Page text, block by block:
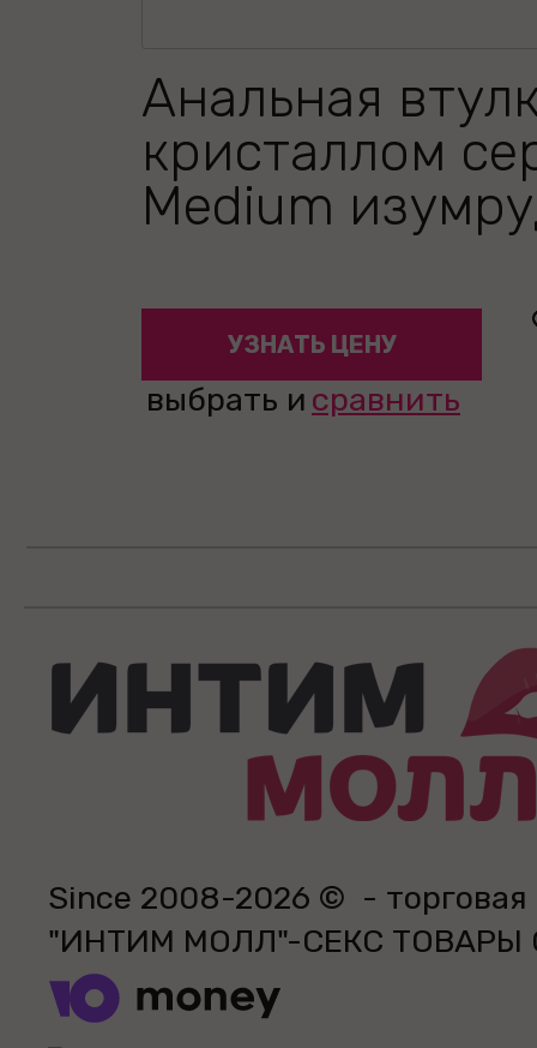
Анальная
кристаллом
Medium
УЗНАТЬ ЦЕНУ
выбрать и сравнить
Since 2008-2026 © - торговая
"ИНТИМ МОЛЛ"-СЕКС